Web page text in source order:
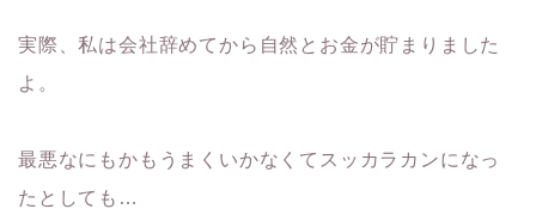
実際、私は会社辞めてから自然とお金が貯まりました
よ。
最悪なにもかもうまくいかなくてスッカラカンになっ
たとしても…